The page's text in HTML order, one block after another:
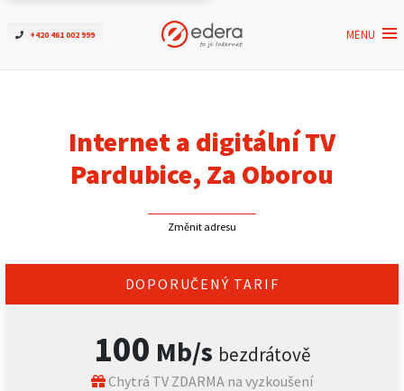
+420 461 002 999 MENU
Ověřit dostupnost
ČEZNET TV
Pro firmy
Internet a digitální TV
Pardubice, Za Oborou
Změnit adresu
DOPORUČENÝ TARIF
100 Mb/s bezdrátově
Chytrá TV ZDARMA na vyzkoušení